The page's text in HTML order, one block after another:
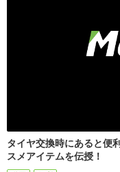
タイヤ交換時にあると便
スメアイテムを伝授！